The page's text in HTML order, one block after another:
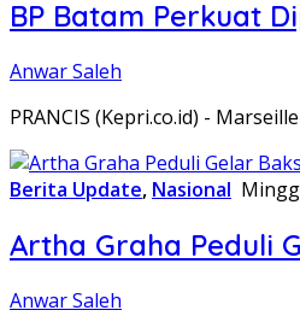
BP Batam Perkuat
Anwar Saleh
PRANCIS (Kepri.co.id) -
Berita Update, Nasional
Artha Graha Peduli
Anwar Saleh